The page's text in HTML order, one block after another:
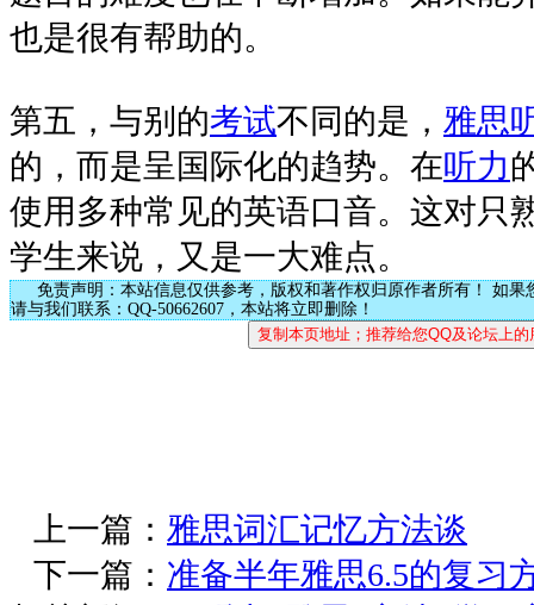
也是很有帮助的。
第五，与别的考试不同的是， 雅思
的，而是呈国际化的趋势。在听力
使用多种常见的英语口音。这对只
学生来说，又是一大难点。
免责声明：本站信息仅供参考，版权和著作权归原作者所有！ 如果
请与我们联系：QQ-50662607，本站将立即删除！
上一篇： 雅思词汇记忆方法谈
下一篇： 准备半年雅思6.5的复习